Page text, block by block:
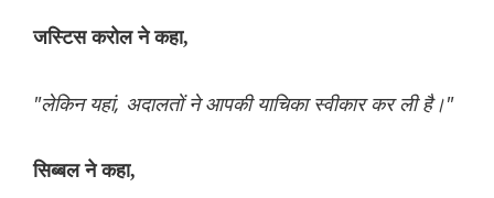
जस्टिस करोल ने कहा,
"लेकिन यहां, अदालतों ने आपकी याचिका स्वीकार कर ली है।"
सिब्बल ने कहा,